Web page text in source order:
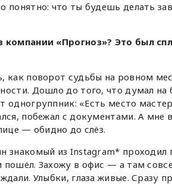
понятно: что ты будешь делать
компании «Прогноз»? Это был
как поворот судьбы на ровном
Дошло до того, что думал
одногруппник: «Есть место
побежал с документами. А мне
— обидно до слёз.
знакомый из Instagram* проходил
пошёл. Захожу в офис — а там
Улыбки, глаза живые. Сразу